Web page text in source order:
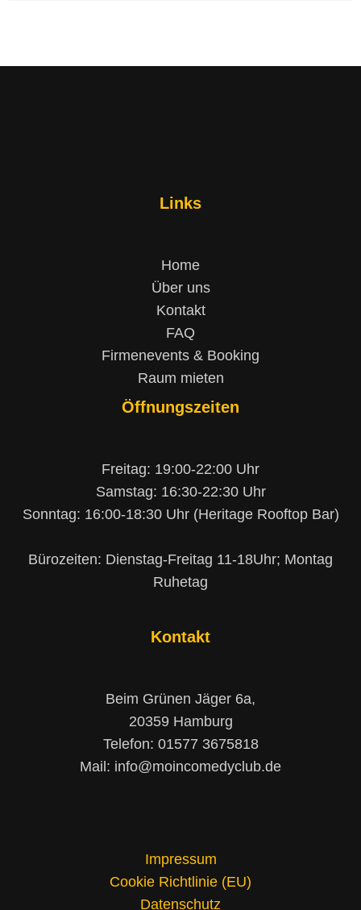
Links
Home
Über uns
Kontakt
FAQ
Firmenevents & Booking
Raum mieten
Öffnungszeiten
Freitag: 19:00-22:00 Uhr
Samstag: 16:30-22:30 Uhr
Sonntag: 16:00-18:30 Uhr (Heritage Rooftop Bar)
Bürozeiten: Dienstag-Freitag 11-18Uhr; Montag
Ruhetag
Kontakt
Beim Grünen Jäger 6a,
20359 Hamburg
Telefon: 01577 3675818
Mail: info@moincomedyclub.de
Impressum
Cookie Richtlinie (EU)
Datenschutz